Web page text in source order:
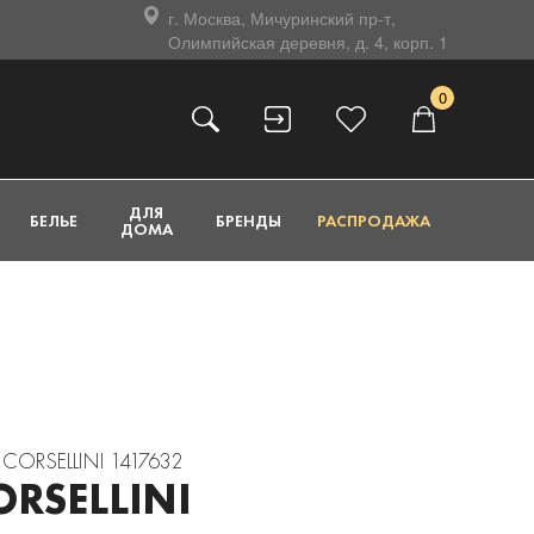
г. Москва, Мичуринский пр-т,
Олимпийская деревня, д. 4, корп. 1
0
БЕЛЬЕ ДЛЯ
ДОМА БРЕНДЫ РАСПРОДАЖА
1417632